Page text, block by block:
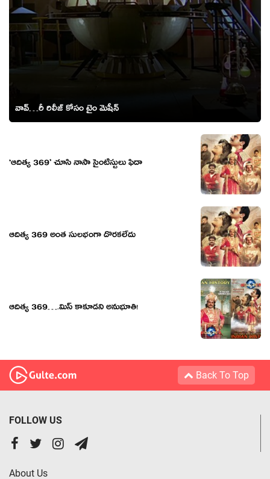
వావ్…రీ రిలీజ్ కోసం టైం మెషీన్
‘ఆదిత్య 369’ చూసి నాసా సైంటిస్టులు ఫిదా
ఆదిత్య 369 అంత సులభంగా దొరకలేదు
ఆదిత్య 369….మిస్ కాకూడని అనుభూతి!
Back To Top
FOLLOW US
About Us